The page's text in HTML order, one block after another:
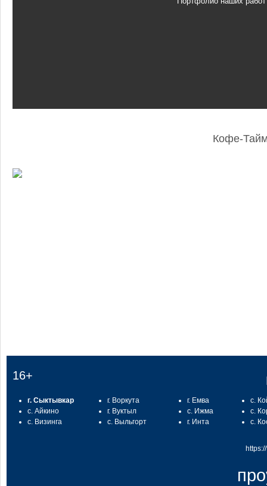
Кофе-
16+
г. Сыктывкар
с. Айкино
с. Визинга
г. Воркута
г. Вуктыл
с. Выльгорт
г. Емва
с. Ижма
г. Инта
с.
с.
с.